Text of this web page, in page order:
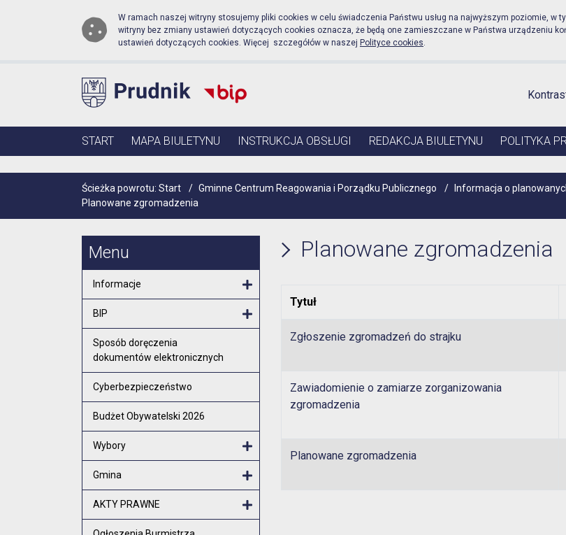
Biuletyn Informacji Publicznej Urząd Miejski
Przejdź do menu głównego
Przejdź do głównej zawartościW ramach naszej witryny stosujemy pliki cookies w celu świadczenia Państwu usług na najwyższym poziomie, w
witryny bez zmiany ustawień dotyczących cookies oznacza, że będą one zamieszczane w Państwa urządzeniu
ustawień dotyczących cookies. Więcej szczegółów w naszej Polityce cookies.
Menu główne
START MAPA BIULETYNU INSTRUKCJA OBSŁUGI REDAKCJA BIULETYNU POLITYKA
Ścieżka powrotu: Start / Gminne Centrum Reagowania i Porządku Publicznego / Informacja o
Planowane zgromadzenia
Menu
Informacje
Otwórz menu
BIP
Otwórz menu
Sposób doręczenia
dokumentów elektronicznych
Cyberbezpieczeństwo
Budżet Obywatelski 2026
Wybory
Gmina
AKTY PRAWNE
Planowane zgromadzenia
Tytuł
Zgłoszenie zgromadzeń do strajku
Zawiadomienie o zamiarze zorganizowania
zgromadzenia
Planowane zgromadzenia